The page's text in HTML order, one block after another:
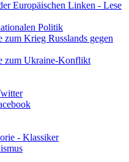
Europäischen Linken - Lese
Politik
zum Krieg Russlands gegen
zum Ukraine-Konflikt
- Klassiker